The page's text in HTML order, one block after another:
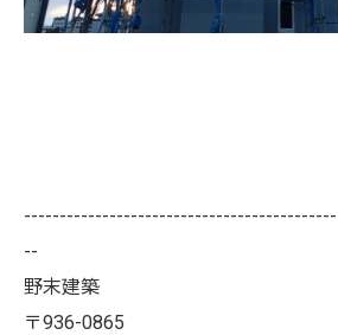
--
野末建築
〒936-0865